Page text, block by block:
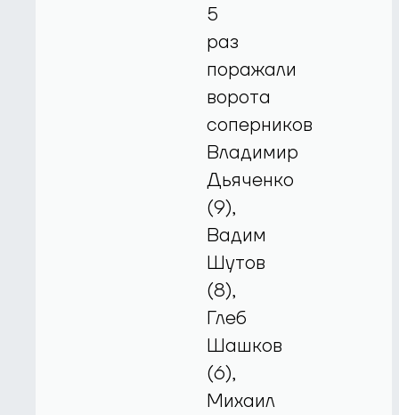
5
раз
поражали
ворота
соперников
Владимир
Дьяченко
(9),
Вадим
Шутов
(8),
Глеб
Шашков
(6),
Михаил